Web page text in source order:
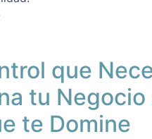
que
tu
te Domine